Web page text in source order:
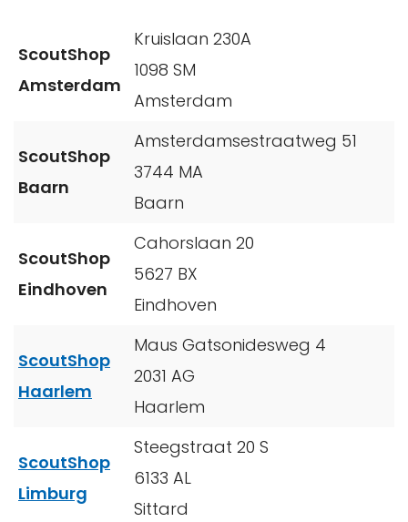
ScoutShop
Amsterdam
Kruislaan 230A
1098 SM
Amsterdam
ScoutShop
Baarn
Amsterdamsestraatweg 51
3744 MA
Baarn
ScoutShop
Eindhoven
Cahorslaan 20
5627 BX
Eindhoven
ScoutShop
Haarlem
Maus Gatsonidesweg 4
2031 AG
Haarlem
ScoutShop
Limburg
Steegstraat 20 S
6133 AL
Sittard